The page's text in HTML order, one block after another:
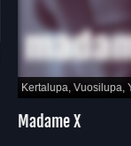
Kertalupa, Vuosilupa,
Madame X